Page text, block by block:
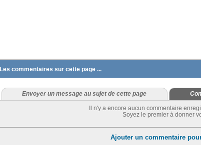
Les commentaires sur cette page ...
Envoyer un message au sujet de cette page
Il n'y a encore aucun commentaire
Soyez le premier à donner
Ajouter un commentaire